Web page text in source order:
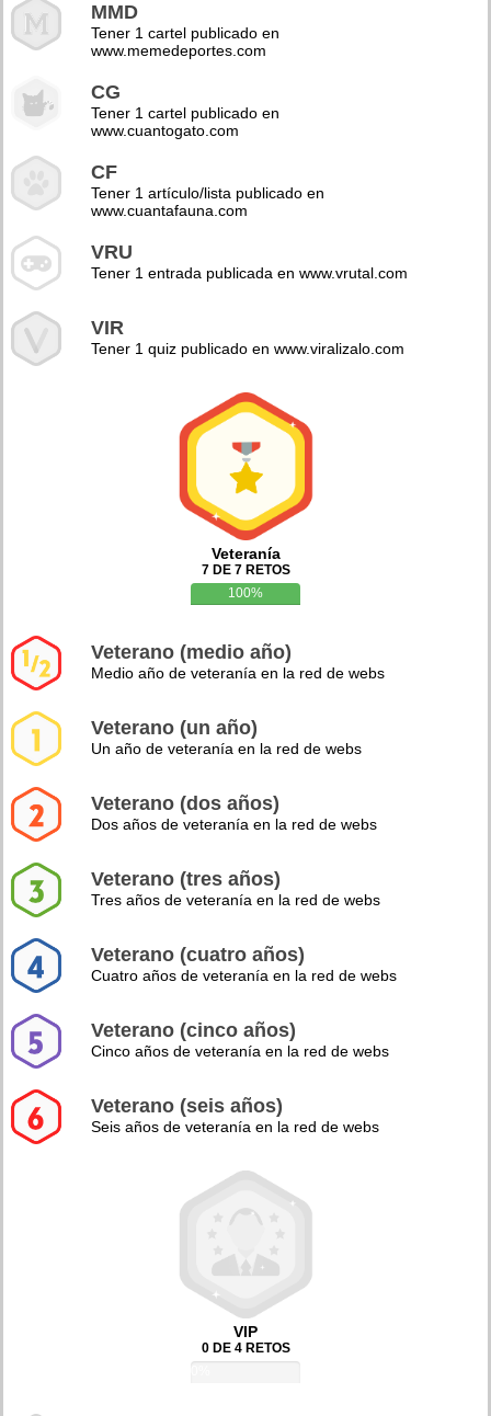
MMD
Tener 1 cartel publicado en
www.memedeportes.com
CG
Tener 1 cartel publicado en
www.cuantogato.com
CF
Tener 1 artículo/lista publicado en
www.cuantafauna.com
VRU
Tener 1 entrada publicada en www.vrutal.com
VIR
Tener 1 quiz publicado en www.viralizalo.com
Veteranía
7 DE 7 RETOS
100%
Veterano (medio año)
Medio año de veteranía en la red de webs
Veterano (un año)
Un año de veteranía en la red de webs
Veterano (dos años)
Dos años de veteranía en la red de webs
Veterano (tres años)
Tres años de veteranía en la red de webs
Veterano (cuatro años)
Cuatro años de veteranía en la red de webs
Veterano (cinco años)
Cinco años de veteranía en la red de webs
Veterano (seis años)
Seis años de veteranía en la red de webs
VIP
0 DE 4 RETOS